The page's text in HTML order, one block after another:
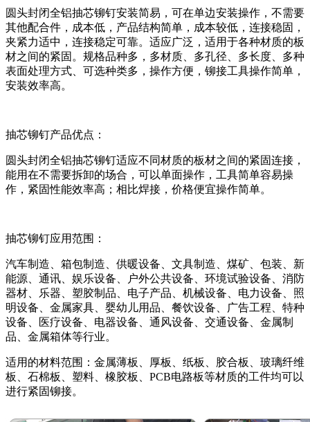
圆头封闭全铝抽芯铆钉安装简易，可在单边安装操作，不需要
其他配合件，成本低，产品结构简单，成本较低，连接稳固，
夹紧力适中，连接稳定可靠。适应广泛，适用于各种材质的板
材之间的紧固。规格品种多，多材质、多孔径、多长度、多种
表面处理方式、可选种类多，操作方便，铆接工具操作简单，
安装效率高。
抽芯铆钉产品优点：
圆头封闭全铝抽芯铆钉适应不同材质的板材之间的紧固连接，
能用在不需要拆卸的场合，可以单面操作，工具简单容易操
作，紧固性能效率高；相比焊接，价格便宜操作简单。
抽芯铆钉应用范围：
汽车制造、箱包制造、供暖设备、文具制造、煤矿、包装、新
能源、通讯、娱乐设备、户外公共设备、环境试验设备、消防
器材、乐器、塑胶制品、电子产品、机械设备、电力设备、照
明设备、金属家具、婴幼儿用品、餐饮设备、广告工程、特种
设备、医疗设备、电器设备、通风设备、交通设备、金属制
品、金属箱体等行业。
适用的材料范围：金属薄板、厚板、纸板、胶合板、玻璃纤维
板、石棉板、塑料、橡胶板、 PCB电路板等材质的工件均可以
进行紧固铆接。